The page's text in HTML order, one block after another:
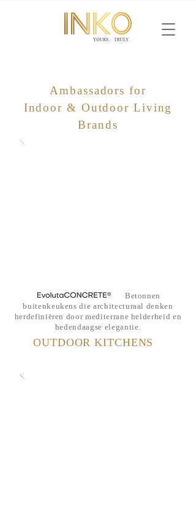
Ambassadors for
Indoor & Outdoor Living
Brands
Betonnen
buitenkeukens die architecturaal denken
herdefiniëren door mediterrane helderheid en
hedendaagse elegantie.
OUTDOOR KITCHENS